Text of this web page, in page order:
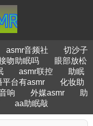
asmr音频社
切沙子
吻助眠吗
眼部放松
asmr联控
助眠
平台有asmr
化妆助
响 外媒asmr
助
aa助眠敲